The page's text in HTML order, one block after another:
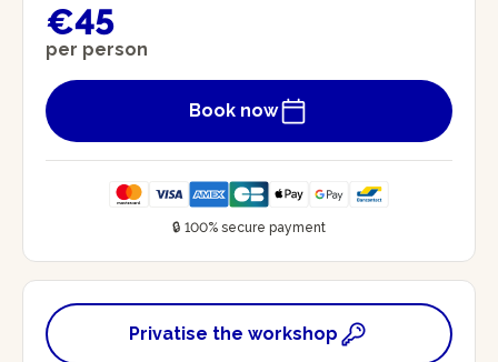
€45
per person
Book now
🔒 100% secure payment
Privatise the workshop